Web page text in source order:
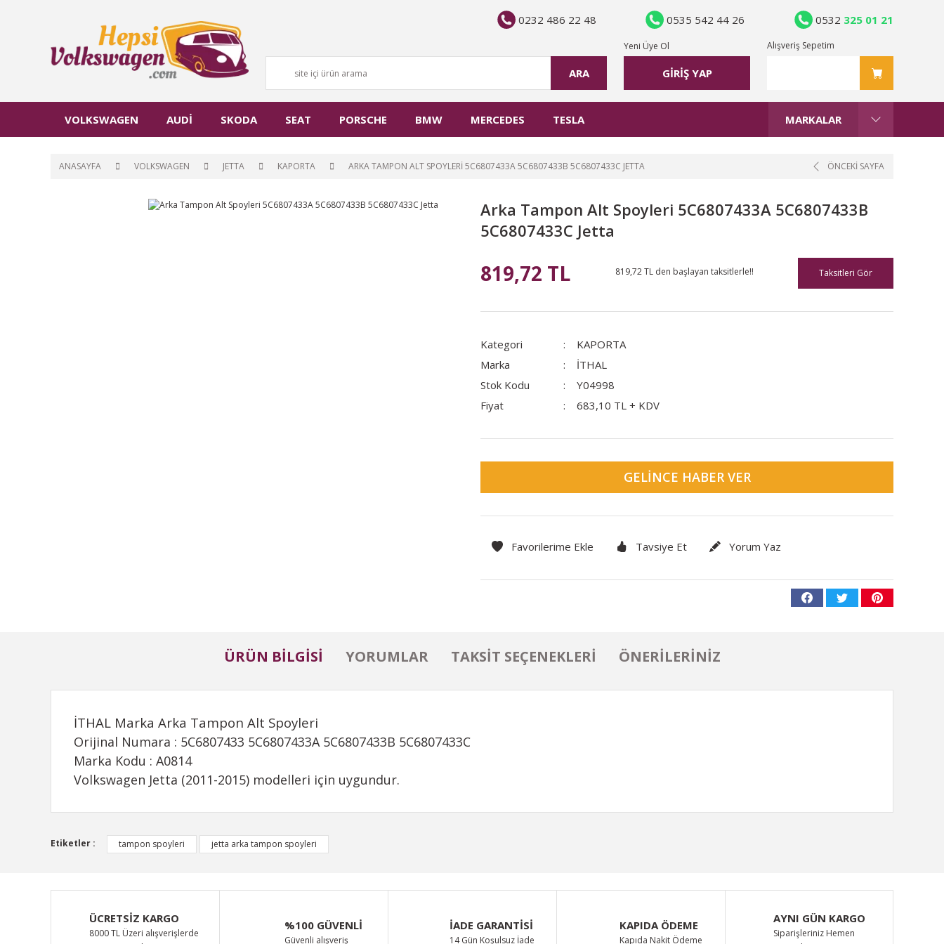
ARA GİRİŞ YAP
Yeni Üye Ol Alışveriş Sepetim
0232 486 22 48 0535 542 44 26 0532 325 01 21
VOLKSWAGEN AUDİ SKODA SEAT PORSCHE BMW MERCEDES TESLA MARKALAR
ANASAYFA VOLKSWAGEN JETTA KAPORTA ARKA TAMPON ALT SPOYLERI 5C6807433A 5C6807433B 5C6807433C JETTA ÖNCEKİ SAYFA
Arka Tampon Alt Spoyleri 5C6807433A 5C6807433B
5C6807433C Jetta
819,72 TL 819,72 TL den başlayan taksitlerle!! Taksitleri Gör
Kategori
KAPORTA
Marka
İTHAL
Stok Kodu
Y04998
Fiyat
683,10 TL + KDV
GELINCE HABER VER
Tavsiye Et Yorum Yaz
ÜRÜN BILGISI YORUMLAR TAKSIT SEÇENEKLERI ÖNERILERINIZ
İTHAL Marka Arka Tampon Alt Spoyleri
Orijinal Numara : 5C6807433 5C6807433A 5C6807433B 5C6807433C
Marka Kodu : A0814
Volkswagen Jetta (2011-2015) modelleri için uygundur.
Bu ürünün fiyat bilgisi, resim, ürün açıklamalarında ve diğer konularda yetersiz gördüğünüz noktaları öneri formunu kullanarak tarafımıza iletebilirsiniz.
Görüş ve önerileriniz için teşekkür ederiz.
Ürün resmi kalitesiz, bozuk veya görüntülenemiyor.
Ürün açıklamasında eksik bilgiler bulunuyor.
Ürün bilgilerinde hatalar bulunuyor.
Etiketler : tampon spoyleri jetta arka tampon spoyleri
ÜCRETSİZ KARGO
8000 TL Üzeri alışverişlerde
%100 GÜVENLİ
Güvenli alışveriş
İADE GARANTİSİ
14 Gün Koşulsuz İade
KAPIDA ÖDEME
Kapıda Nakit Ödeme
AYNI GÜN KARGO
Siparişleriniz Hemen